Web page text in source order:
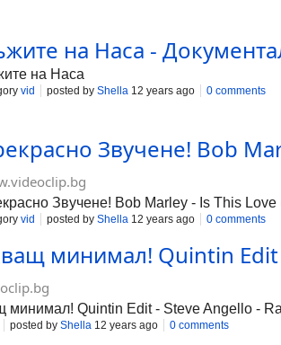
на Наса -
на Наса
vid posted by Shella 12 years ago 0 comments
Звучене! Bob
Звучене! Bob Marley - Is This
vid posted by Shella 12 years ago 0 comments
минимал! Quintin Edit
минимал! Quintin Edit - Steve Angello -
posted by Shella 12 years ago 0 comments